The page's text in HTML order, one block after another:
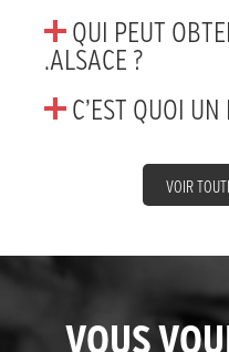
QUI PEUT
.ALSACE ?
C’EST QUOI
VOIR
VOUS